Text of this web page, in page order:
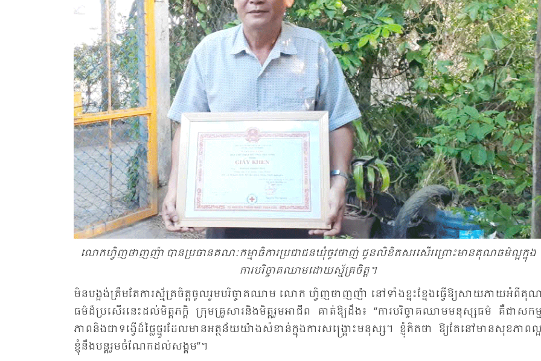
លោក​ហ្វិញ​ថាញ​ញ៉ា បាន​ប្រ​ធាន​គណៈ​កម្មា​ធិ​ការ​ប្រ​ជា​ជន​ឃុំ​ចូវ​ថាញ់ ជូន​លិ​ខិត​សរ​សើរ​ព្រោះ​មាន​គុណ​ធម៌​ល្អ​ក្នុង​
ការ​បរិច្ចាគ​ឈាម​ដោយ​ស្ម័គ្រ​ចិត្ត។
មិន​បង្អង់​ត្រឹម​តែ​ការ​ស្ម័គ្រ​ចិត្ត​ចូល​រួម​បរិច្ចាគ​ឈាម លោក ហ្វិញ​ថាញ​ញ៉ា នៅ​ទាំង​ខ្នះ​ខ្នែង​ធ្វើ​ឱ្យ​សាយ​ភាយ​អំ​ពី​គុ
ធម៌​ដ៏​ប្រ​សើរ​នេះ​ដល់​មិត្ត​ភក្តិ ក្រុម​គ្រួ​សារ​និង​មិត្ត​រួម​អា​ជីព គាត់​ឱ្យ​ដឹង៖ “ការ​បរិច្ចាគ​ឈាម​មនុស្ស​ធម៌ គឺ​ជា​សកម្
ភាព​និង​ជា​ទង្វើ​ដ៏​ថ្លៃ​ថ្នូរ​ដែល​មាន​អត្ថ​ន័យ​យ៉ាង​សំ​ខាន់​ក្នុង​ការ​សង្គ្រោះ​មនុស្ស។ ខ្ញុំ​គិត​ថា ឱ្យ​តែ​នៅ​មាន​សុខ​ភាព​ល្
ខ្ញុំ​នឹង​បន្ត​រួម​ចំ​ណែក​ដល់​សង្គម”។